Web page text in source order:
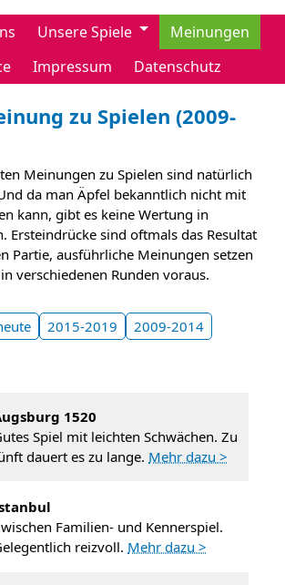
Unsere Spiele
Meinungen
Impressum Datenschutz
zu Spielen (2009-
Meinungen zu Spielen sind natürlich
da man Äpfel bekanntlich nicht mit
kann, gibt es keine Wertung in
Ersteindrücke sind oftmals das Resultat
Partie, ausführliche Meinungen setzen
verschiedenen Runden voraus.
2015-2019 2009-2014
1520
Spiel mit leichten Schwächen. Zu
dauert es zu lange. Mehr dazu >
Familien- und Kennerspiel.
reizvoll. Mehr dazu >